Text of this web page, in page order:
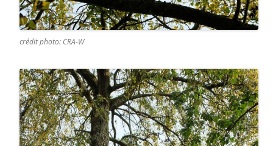
crédit photo: CRA-W